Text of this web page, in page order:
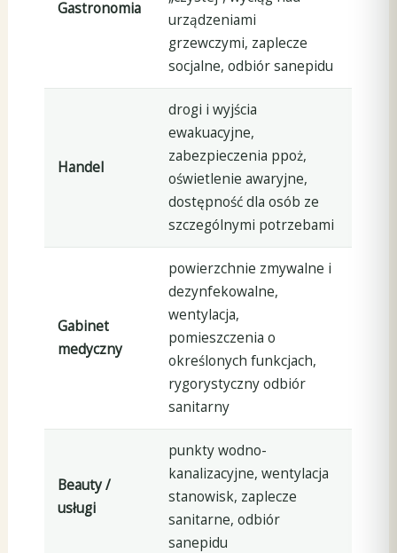
Gastronomia
urządzeniami
grzewczymi, zaplecze
socjalne, odbiór sanepidu
Handel
drogi i wyjścia
ewakuacyjne,
zabezpieczenia ppoż,
oświetlenie awaryjne,
dostępność dla osób ze
szczególnymi potrzebami
Gabinet
medyczny
powierzchnie zmywalne i
dezynfekowalne,
wentylacja,
pomieszczenia o
określonych funkcjach,
rygorystyczny odbiór
sanitarny
Beauty /
usługi
punkty wodno-
kanalizacyjne, wentylacja
stanowisk, zaplecze
sanitarne, odbiór
sanepidu